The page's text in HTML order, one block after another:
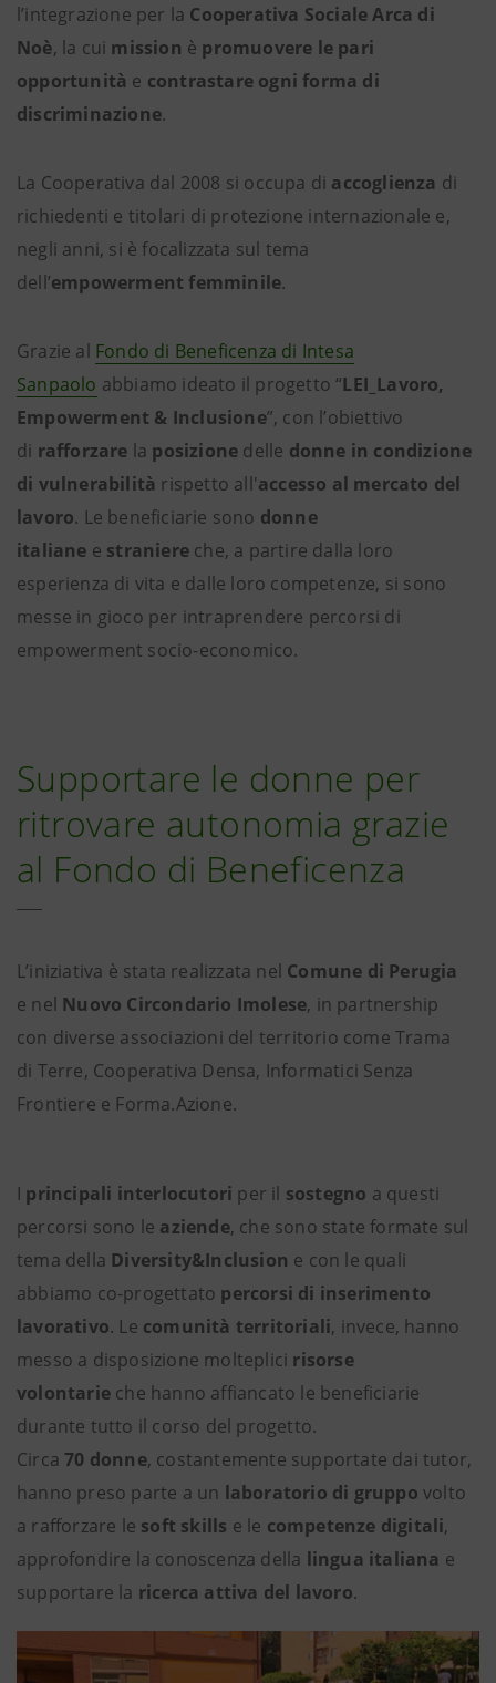
l’integrazione per la Cooperativa Sociale Arca di
Noè, la cui mission è promuovere le pari
opportunità e contrastare ogni forma di
discriminazione.
La Cooperativa dal 2008 si occupa di accoglienza di
richiedenti e titolari di protezione internazionale e,
negli anni, si è focalizzata sul tema
dell’empowerment femminile.
Grazie al Fondo di Beneficenza di Intesa
Sanpaolo abbiamo ideato il progetto “LEI_Lavoro,
Empowerment & Inclusione”, con l’obiettivo
di rafforzare la posizione delle donne in condizione
di vulnerabilità rispetto all'accesso al mercato del
lavoro. Le beneficiarie sono donne
italiane e straniere che, a partire dalla loro
esperienza di vita e dalle loro competenze, si sono
messe in gioco per intraprendere percorsi di
empowerment socio-economico.
Supportare le donne per
ritrovare autonomia grazie
al Fondo di Beneficenza
L’iniziativa è stata realizzata nel Comune di Perugia
e nel Nuovo Circondario Imolese, in partnership
con diverse associazioni del territorio come Trama
di Terre, Cooperativa Densa, Informatici Senza
Frontiere e Forma.Azione.
I principali interlocutori per il sostegno a questi
percorsi sono le aziende, che sono state formate sul
tema della Diversity&Inclusion e con le quali
abbiamo co-progettato percorsi di inserimento
lavorativo. Le comunità territoriali, invece, hanno
messo a disposizione molteplici risorse
volontarie che hanno affiancato le beneficiarie
durante tutto il corso del progetto.
Circa70 donne, costantemente supportate dai tutor,
hanno preso parte a un laboratorio di gruppo volto
a rafforzare le soft skills e le competenze digitali,
approfondire la conoscenza della lingua italiana e
supportare la ricerca attiva del lavoro.